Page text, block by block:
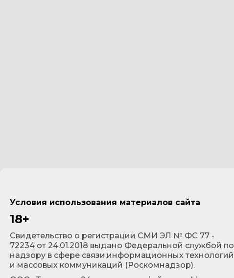
Условия использования материалов сайта
18+
Cвидетельство о регистрации СМИ ЭЛ № ФС 77 -
72234 от 24.01.2018 выдано Федеральной службой по
надзору в сфере связи,информационных технологий
и массовых коммуникаций (Роскомнадзор).